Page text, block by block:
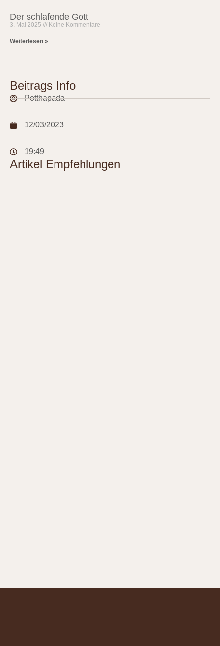
Der schlafende Gott
3. Mai 2025 Keine Kommentare
Weiterlesen »
Beitrags Info
Potthapada
12/03/2023
19:49
Artikel Empfehlungen